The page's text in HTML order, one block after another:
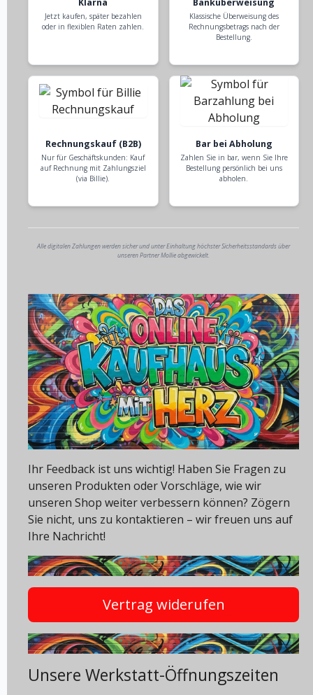
Jetzt kaufen, später bezahlen
oder in flexiblen Raten zahlen.
Klassische Überweisung des
Rechnungsbetrags nach der
Bestellung.
Rechnungskauf (B2B)
Nur für Geschäftskunden: Kauf
auf Rechnung mit Zahlungsziel
(via Billie).
Bar bei Abholung
Zahlen Sie in bar, wenn Sie Ihre
Bestellung persönlich bei uns
abholen.
Alle digitalen Zahlungen werden sicher und unter Einhaltung höchster Sicherheitsstandards über
unseren Partner Mollie abgewickelt.
Ihr Feedback ist uns wichtig! Haben Sie Fragen zu
unseren Produkten oder Vorschläge, wie wir
unseren Shop weiter verbessern können? Zögern
Sie nicht, uns zu kontaktieren – wir freuen uns auf
Ihre Nachricht!
Vertrag widerufen
Unsere Werkstatt-Öffnungszeiten